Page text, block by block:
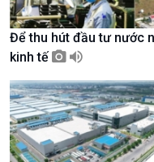
Giới thiệu
Để thu hút đầu tư nước
kinh tế